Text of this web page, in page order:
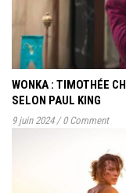
WONKA : TIMOTHÉE
SELON PAUL KING
9 juin 2024 / 0 Comment